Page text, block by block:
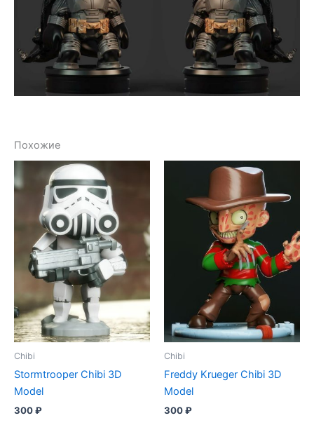
Похожие
Chibi
Stormtrooper Chibi 3D
Model
300₽
Chibi
Freddy Krueger Chibi 3D
Model
300₽